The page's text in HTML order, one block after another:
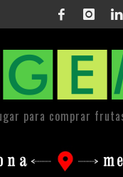
para comprar